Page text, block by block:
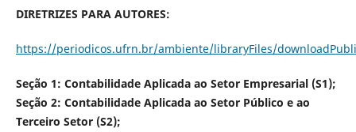
DIRETRIZES PARA AUTORES:
https://periodicos.ufrn.br/ambiente/libraryFiles/
Seção 1: Contabilidade Aplicada ao Setor Empresarial (S1);
Seção 2: Contabilidade Aplicada ao Setor Público e ao
Terceiro Setor (S2);